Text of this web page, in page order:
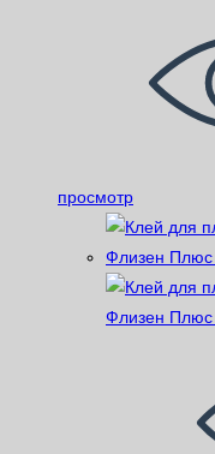
просмотр